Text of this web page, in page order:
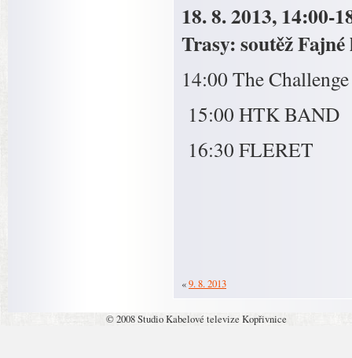
18. 8. 2013, 14:00-
Trasy: soutěž Fajné
14:00 The Challenge
15:00 HTK BAND
16:30 FLERET
«9. 8. 2013
© 2008 Studio Kabelové televize Kopřivnice